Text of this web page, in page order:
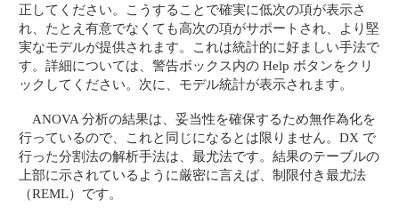
正してください。こうすることで確実に低次の項が表示さ
れ、たとえ有意でなくても高次の項がサポートされ、より堅
実なモデルが提供されます。これは統計的に好ましい手法で
す。詳細については、警告ボックス内の Help ボタンをクリ
ックしてください。次に、モデル統計が表示されます。
ANOVA 分析の結果は、妥当性を確保するため無作為化を
行っているので、これと同じになるとは限りません。DX で
行った分割法の解析手法は、最尤法です。結果のテーブルの
上部に示されているように厳密に言えば、制限付き最尤法
（REML）です。